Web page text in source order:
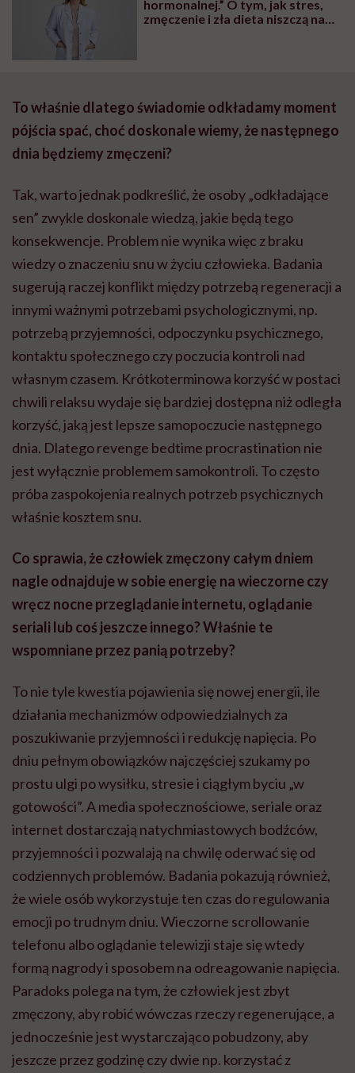
hormonalnej.” O tym, jak stres,
zmęczenie i zła dieta niszczą nam
To właśnie dlatego świadomie odkładamy moment
pójścia spać, choć doskonale wiemy, że następnego
dnia będziemy zmęczeni?
Tak, warto jednak podkreślić, że osoby „odkładające
sen” zwykle doskonale wiedzą, jakie będą tego
konsekwencje. Problem nie wynika więc z braku
wiedzy o znaczeniu snu w życiu człowieka. Badania
sugerują raczej konflikt między potrzebą regeneracji a
innymi ważnymi potrzebami psychologicznymi, np.
potrzebą przyjemności, odpoczynku psychicznego,
kontaktu społecznego czy poczucia kontroli nad
własnym czasem. Krótkoterminowa korzyść w postaci
chwili relaksu wydaje się bardziej dostępna niż odległa
korzyść, jaką jest lepsze samopoczucie następnego
dnia. Dlatego revenge bedtime procrastination nie
jest wyłącznie problemem samokontroli. To często
próba zaspokojenia realnych potrzeb psychicznych
właśnie kosztem snu.
Co sprawia, że człowiek zmęczony całym dniem
nagle odnajduje w sobie energię na wieczorne czy
wręcz nocne przeglądanie internetu, oglądanie
seriali lub coś jeszcze innego? Właśnie te
wspomniane przez panią potrzeby?
To nie tyle kwestia pojawienia się nowej energii, ile
działania mechanizmów odpowiedzialnych za
poszukiwanie przyjemności i redukcję napięcia. Po
dniu pełnym obowiązków najczęściej szukamy po
prostu ulgi po wysiłku, stresie i ciągłym byciu „w
gotowości”. A media społecznościowe, seriale oraz
internet dostarczają natychmiastowych bodźców,
przyjemności i pozwalają na chwilę oderwać się od
codziennych problemów. Badania pokazują również,
że wiele osób wykorzystuje ten czas do regulowania
emocji po trudnym dniu. Wieczorne scrollowanie
telefonu albo oglądanie telewizji staje się wtedy
formą nagrody i sposobem na odreagowanie napięcia.
Paradoks polega na tym, że człowiek jest zbyt
zmęczony, aby robić wówczas rzeczy regenerujące, a
jednocześnie jest wystarczająco pobudzony, aby
jeszcze przez godzinę czy dwie np. korzystać z